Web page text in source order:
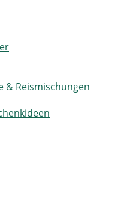
& Reismischungen